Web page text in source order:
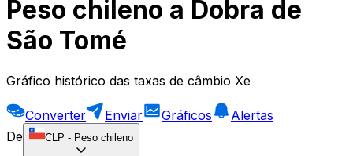
Peso chileno a Dobra de
São Tomé
Gráfico histórico das taxas de câmbio Xe
Converter Enviar Gráficos
Alertas
De
CLP - Peso chileno